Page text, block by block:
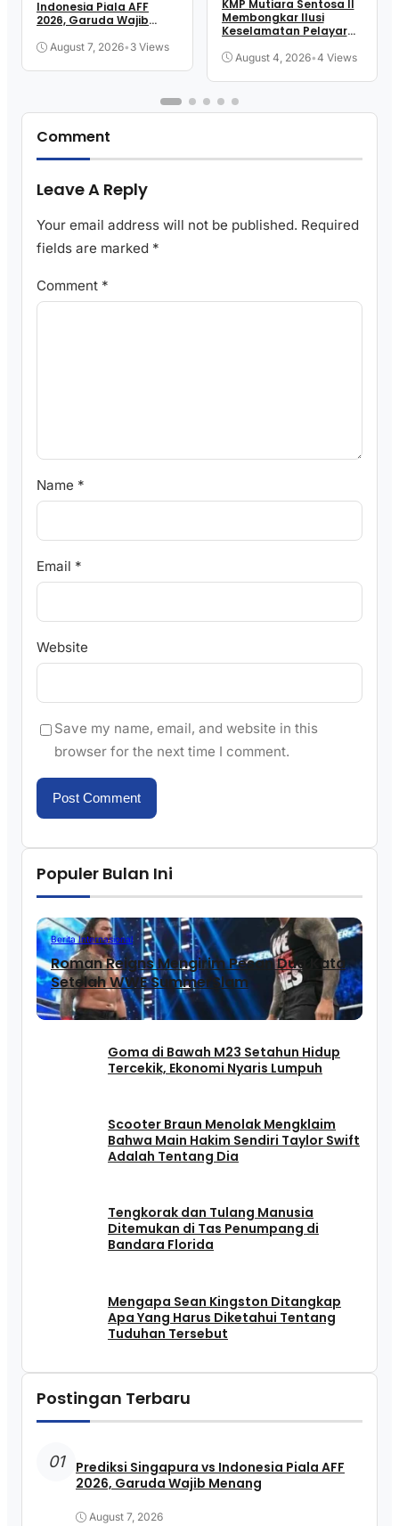
Indonesia Piala AFF
2026, Garuda Wajib
August 7, 2026• 3 Views
KMP Mutiara Sentosa II
Membongkar Ilusi
Keselamatan Pelayaran
August 4, 2026•4 Views
Comment
Leave A Reply
Your email address will not be published. Required
fields are marked *
Comment *
Name *
Email *
Website
Save my name, email, and website in this
browser for the next time I comment.
Populer Bulan Ini
Berita Internasional
Roman Reigns Mengirim Pesan Dua Kata
Setelah WWE SummerSlam
Goma di Bawah M23 Setahun Hidup
Tercekik, Ekonomi Nyaris Lumpuh
Scooter Braun Menolak Mengklaim
Bahwa Main Hakim Sendiri Taylor Swift
Adalah Tentang Dia
Tengkorak dan Tulang Manusia
Ditemukan di Tas Penumpang di
Bandara Florida
Mengapa Sean Kingston Ditangkap
Apa Yang Harus Diketahui Tentang
Tuduhan Tersebut
Postingan Terbaru
01
Prediksi Singapura vs Indonesia Piala AFF
2026, Garuda Wajib Menang
August 7, 2026